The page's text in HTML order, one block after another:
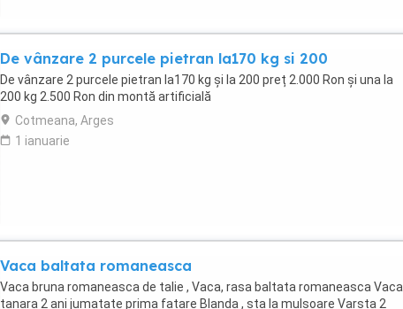
De vânzare 2 purcele pietran la170 kg si 200
De vânzare 2 purcele pietran la170 kg și la 200 preț 2.000 Ron și una la
200 kg 2.500 Ron din montă artificială
Cotmeana, Arges
1 ianuarie
Vaca baltata romaneasca
Vaca bruna romaneasca de talie , Vaca, rasa baltata romaneasca Vaca
tanara 2 ani jumatate prima fatare Blanda , sta la mulsoare Varsta 2